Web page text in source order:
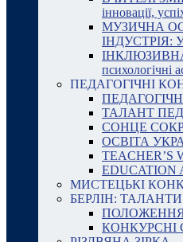
інновації,
МУЗИЧНА
ІНДУСТРІЯ:
ІНКЛЮЗИВНА
психологічні
ПЕДАГОГІЧНІ
ТАЛАНТ
СОНЦЕ
ОСВІТА
TEACHER’S
EDUCATION
МИСТЕЦЬКІ
БЕРЛІН:
ПОЛОЖЕННЯ
КОНКУРСНІ